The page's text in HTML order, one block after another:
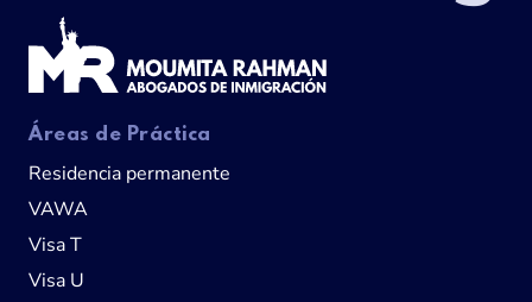
Áreas de Práctica
Residencia permanente
VAWA
Visa T
Visa U